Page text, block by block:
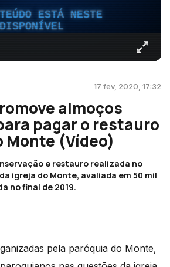
ESTÁ NESTE
17 fev, 2020, 17:32
almoços
pagar o restauro
Monte (Vídeo)
e restauro realizada no
igreja do Monte, avaliada em 50 mil
no final de 2019.
pela paróquia do Monte,